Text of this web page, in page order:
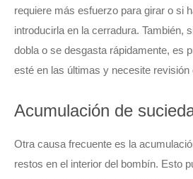
requiere más esfuerzo para girar o si
introducirla en la cerradura. También,
dobla o se desgasta rápidamente, es
esté en las últimas y necesite revisión
Acumulación de
Otra causa frecuente es la
restos en el interior del bombín. Esto